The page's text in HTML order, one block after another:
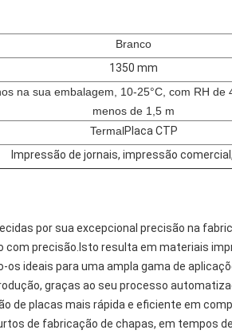
Branco
1350 mm
na sua embalagem, 10-25°C, com RH de
menos de 1,5 m
TermalPlaca CTP
Impressão de jornais, impressão
por sua excepcional precisão na
com precisão.Isto resulta em materiais
ideais para uma ampla gama de
graças ao seu processo
de placas mais rápida e eficiente em
de fabricação de chapas, em tempos